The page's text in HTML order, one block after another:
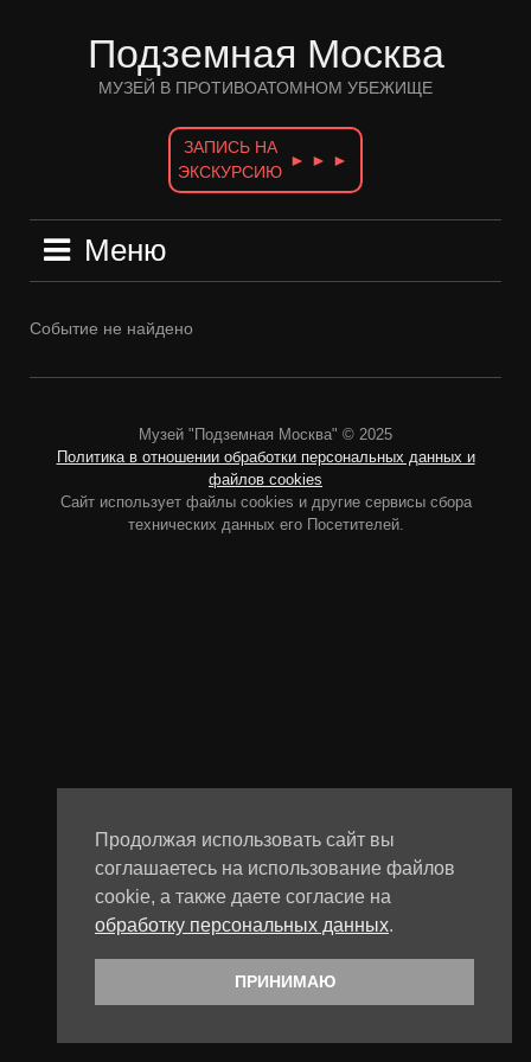
Подземная Москва
МУЗЕЙ В ПРОТИВОАТОМНОМ УБЕЖИЩЕ
ЗАПИСЬ НА
ЭКСКУРСИЮ
► ► ►
Меню
Событие не найдено
Музей "Подземная Москва" © 2025
Политика в отношении обработки персональных данных и
файлов cookies
Сайт использует файлы cookies и другие сервисы сбора
технических данных его Посетителей.
Продолжая использовать сайт вы
соглашаетесь на использование файлов
cookie, а также даете согласие на
обработку персональных данных.
ПРИНИМАЮ